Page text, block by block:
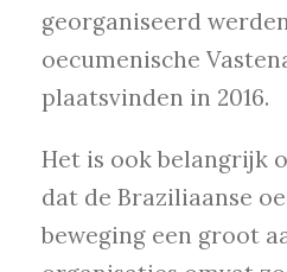
georganiseerd
oecumenische
plaatsvinden in 2016.
Het is ook belangrijk
dat de Braziliaanse
beweging een groot